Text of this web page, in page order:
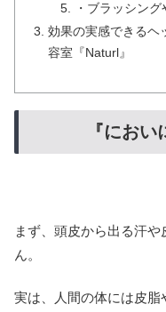
・ブラッシン
効果の実感できるヘ
容室『Naturl』
『におい
まず、頭皮から出る汗
ん。
実は、人間の体には皮